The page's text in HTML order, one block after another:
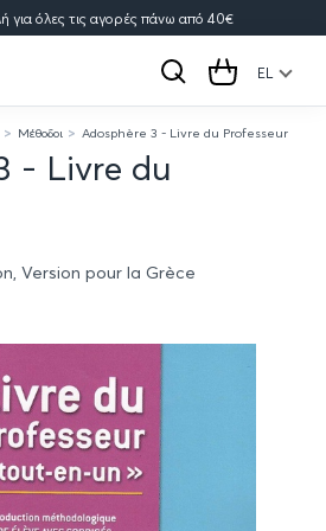
για όλες τις αγορές πάνω από 40€
ΑναζήτησηCart EL
Μέθοδοι Adosphère 3 - Livre du Professeur
- Livre du
Version pour la Grèce